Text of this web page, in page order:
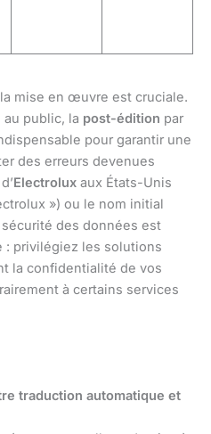
mise en œuvre est cruciale.
public, la post-édition par
pour garantir une
des erreurs devenues
Electrolux aux États-Unis
») ou le nom initial
des données est
: privilégiez les solutions
la confidentialité de vos
à certains services
traduction automatique et